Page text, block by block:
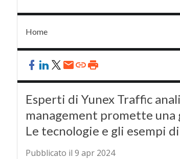
Home
Esperti di Yunex Traffic
management promette
Le tecnologie e gli esempi
Pubblicato il 9 apr 2024